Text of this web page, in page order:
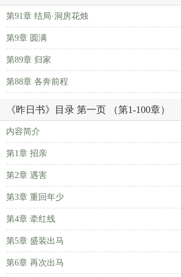
第91章 结局·洞房花烛
第9章 圆满
第89章 归家
第88章 各奔前程
《昨日书》目录 第一页 （第1-100章）
内容简介
第1章 招亲
第2章 遇害
第3章 重回年少
第4章 牵红线
第5章 盛装出马
第6章 再次出马